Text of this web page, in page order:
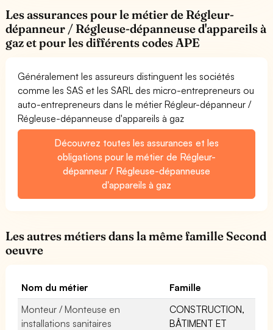
Les assurances pour le métier de Régleur-
dépanneur / Régleuse-dépanneuse d'appareils à
gaz et pour les différents codes APE
Généralement les assureurs distinguent les sociétés
comme les SAS et les SARL des micro-entrepreneurs ou
auto-entrepreneurs dans le métier Régleur-dépanneur /
Régleuse-dépanneuse d'appareils à gaz
Découvrez toutes les assurances et les
obligations pour le métier de Régleur-
dépanneur / Régleuse-dépanneuse
d'appareils à gaz
Les autres métiers dans la même famille Second
oeuvre
Nom du métier
Famille
Monteur / Monteuse en
installations sanitaires
CONSTRUCTION,
BÂTIMENT ET